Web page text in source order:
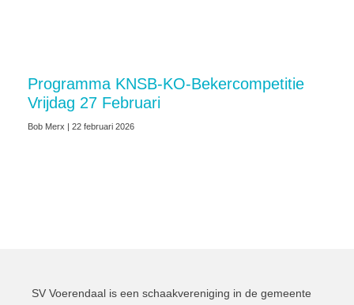
Programma KNSB-KO-Bekercompetitie
Vrijdag 27 Februari
Bob Merx 22 februari 2026
SV Voerendaal is een schaakvereniging in de gemeente